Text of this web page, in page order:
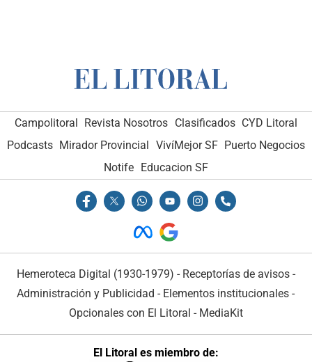
Campolitoral Revista Nosotros Clasificados CYD Litoral
Podcasts Mirador Provincial VivíMejor SF Puerto Negocios
Notife Educacion SF
Hemeroteca Digital (1930-1979) - Receptorías de avisos -
Administración y Publicidad - Elementos institucionales -
Opcionales con El Litoral - MediaKit
El Litoral es miembro de: